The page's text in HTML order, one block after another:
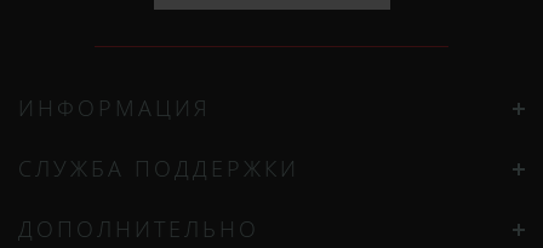
ИНФОРМАЦИЯ
СЛУЖБА ПОДДЕРЖКИ
ДОПОЛНИТЕЛЬНО